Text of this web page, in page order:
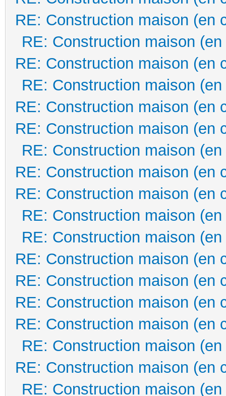
RE: Construction maison (en
RE: Construction maison
RE: Construction maison (en
RE: Construction maison
RE: Construction maison (en
RE: Construction maison (en
RE: Construction maison
RE: Construction maison (en
RE: Construction maison (en
RE: Construction maison
RE: Construction maison
RE: Construction maison (en
RE: Construction maison (en
RE: Construction maison (en
RE: Construction maison (en
RE: Construction maison
RE: Construction maison (en
RE: Construction maison